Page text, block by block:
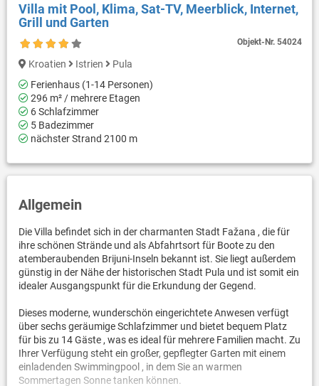
Villa mit Pool, Klima, Sat-TV, Meerblick, Internet,
Grill und Garten
Objekt-Nr.54024
Kroatien Istrien
Pula
Ferienhaus (1-14 Personen)
296 m² / mehrere Etagen
6 Schlafzimmer
5 Badezimmer
nächster Strand 2100 m
Allgemein
Die Villa befindet sich in der charmanten Stadt Fažana , die für
ihre schönen Strände und als Abfahrtsort für Boote zu den
atemberaubenden Brijuni-Inseln bekannt ist. Sie liegt außerdem
günstig in der Nähe der historischen Stadt Pula und ist somit ein
idealer Ausgangspunkt für die Erkundung der Gegend.
Dieses moderne, wunderschön eingerichtete Anwesen verfügt
über sechs geräumige Schlafzimmer und bietet bequem Platz
für bis zu 14 Gäste , was es ideal für mehrere Familien macht. Zu
Ihrer Verfügung steht ein großer, gepflegter Garten mit einem
einladenden Swimmingpool , in dem Sie an warmen
Sommertagen Sonne tanken können.